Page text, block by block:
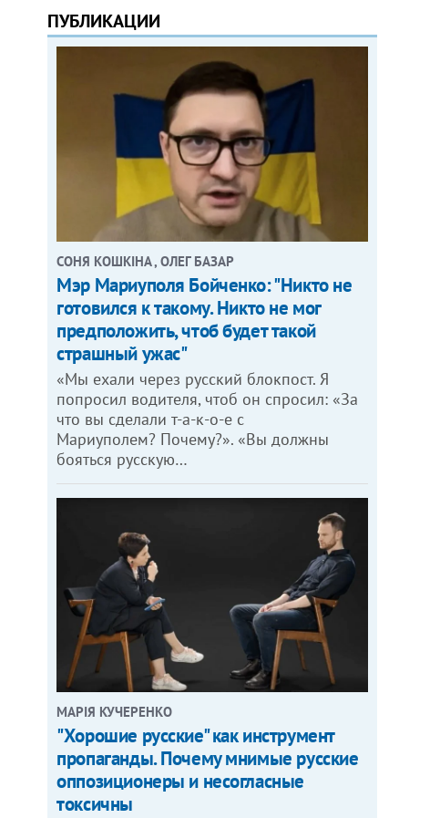
ПУБЛИКАЦИИ
СОНЯ КОШКІНА , ОЛЕГ БАЗАР
Мэр Мариуполя Бойченко: "Никто не
готовился к такому. Никто не мог
предположить, чтоб будет такой
страшный ужас"
«Мы ехали через русский блокпост. Я
попросил водителя, чтоб он спросил: «За
что вы сделали т-а-к-о-е с
Мариуполем? Почему?». «Вы должны
бояться русскую…
МАРІЯ КУЧЕРЕНКО
"Хорошие русские" как инструмент
пропаганды. Почему мнимые русские
оппозиционеры и несогласные
токсичны